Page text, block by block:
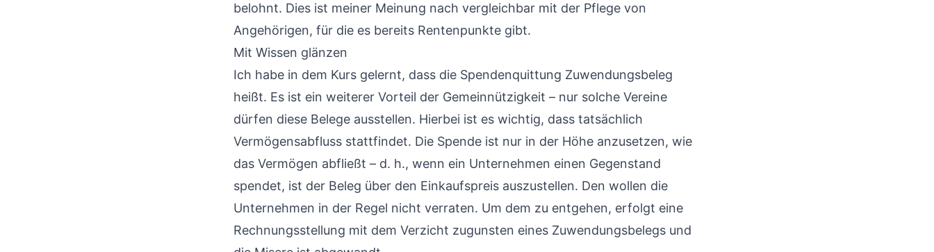
belohnt. Dies ist meiner Meinung nach vergleichbar mit der Pflege von
Angehörigen, für die es bereits Rentenpunkte gibt.
Mit Wissen glänzen
Ich habe in dem Kurs gelernt, dass die Spendenquittung Zuwendungsbeleg
heißt. Es ist ein weiterer Vorteil der Gemeinnützigkeit – nur solche Vereine
dürfen diese Belege ausstellen. Hierbei ist es wichtig, dass tatsächlich
Vermögensabfluss stattfindet. Die Spende ist nur in der Höhe anzusetzen, wie
das Vermögen abfließt – d. h., wenn ein Unternehmen einen Gegenstand
spendet, ist der Beleg über den Einkaufspreis auszustellen. Den wollen die
Unternehmen in der Regel nicht verraten. Um dem zu entgehen, erfolgt eine
Rechnungsstellung mit dem Verzicht zugunsten eines Zuwendungsbelegs und